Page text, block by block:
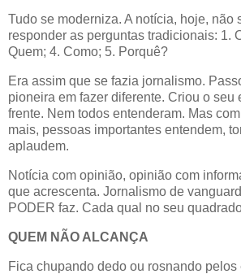
Tudo se moderniza. A notícia, hoje, não
responder as perguntas tradicionais: 1.
Quem; 4. Como; 5. Porquê?
Era assim que se fazia jornalismo.
pioneira em fazer diferente. Criou o seu
frente. Nem todos entenderam. Mas
mais, pessoas importantes entendem,
aplaudem.
Notícia com opinião, opinião com
que acrescenta. Jornalismo de
PODER faz. Cada qual no seu
QUEM NÃO ALCANÇA
Fica chupando dedo ou rosnando pelos